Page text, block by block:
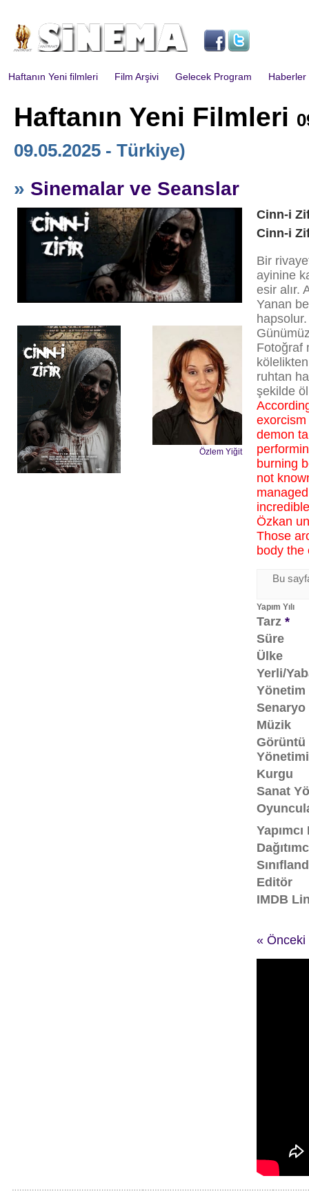
Haftanın Yeni filmleri Film Arşivi Gelecek Program Haberler
Haftanın Yeni Filmleri
09.05.2025 - Türkiye)
» Sinemalar ve Seanslar
Özlem Yiğit
Cinn-i
Cinn-i
Bir
ayinine
esir alır.
Yanan
Fotoğraf
ruhtan
şekilde
demon
burning
not
Özkan
Those
body the
Bu
Yapım Yılı
Tarz *
Süre
Ülke
Yerli/
Yönetim
Senaryo
Müzik
Görüntü
Yönetimi
Kurgu
Sanat
Editör
IMDB
« Önceki